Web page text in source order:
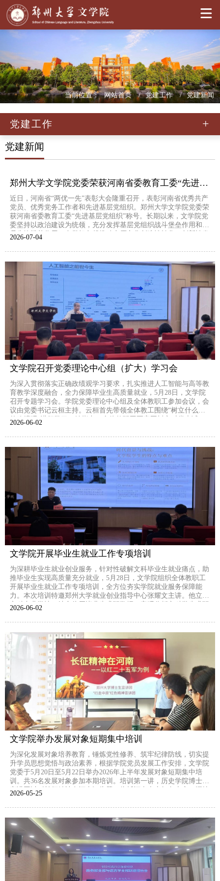
当前位置： 网站首页 党建工作 党建新闻
党建工作
党建新闻
04
2026-07
郑州大学文学院党委荣获河南省委教育工委“先进基层党组织”称号
近日，河南省“两优一先”表彰大会隆重召开，表彰河南省优秀共产
党员、优秀党务工作者和先进基层党组织。郑州大学文学院党委荣
获河南省委教育工委“先进基层党组织”称号。长期以来，文学院党
委坚持以政治建设为统领，充分发挥基层党组织战斗堡垒作用和党
员先锋模范作用，自觉担负起推动中原文化创造性转化、创新性发
文脉 化育时代新人”品牌，以高质量党建引领...
02
2026-06
文学院召开党委理论中心组（扩大）学习会
为深入贯彻落实正确政绩观学习要求，扎实推进人工智能与高等教
育教学深度融合，全力保障毕业生高质量就业，5月28日，文学院
召开专题学习会。学院党委理论中心组及全体教职工参加会议，会
议由党委书记云桓主持。云桓首先带领全体教工围绕“树立什么样
的政绩观”进行学习。她指出，全体教职工要牢固树立对党忠诚、
智能发展浪潮。她强调，智能化转型是高等教育发展的必...
02
2026-06
文学院开展毕业生就业工作专项培训
为深耕毕业生就业创业服务，针对性破解文科毕业生就业痛点，助
推毕业生实现高质量充分就业，5月28日，文学院组织全体教职工
开展毕业生就业工作专项培训，全方位夯实学院就业服务保障能
力。本次培训特邀郑州大学就业创业指导中心张耀文主讲。他立足
文科专业学情，结合往届毕业生求职数据，客观分析文科学生求职
基层服务项目、创新创业扶持及专项求职补贴等国家、校级...
25
2026-05
文学院举办发展对象短期集中培训
为深化发展对象培养教育，锤炼党性修养、筑牢纪律防线，切实提
升学员思想觉悟与政治素养，根据学院党员发展工作安排，文学院
党委于5月20日至5月22日举办2026年上半年发展对象短期集中培
训。共36名发展对象参加本期培训。培训第一讲，历史学院博士生
宣讲团以《长征精神在河南》为题，依托河南本土红色史实，深挖
赓续不息、砥砺前行的精神力量，勉励学员进一步发扬红...